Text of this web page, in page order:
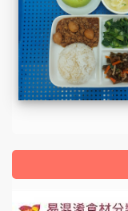
:::